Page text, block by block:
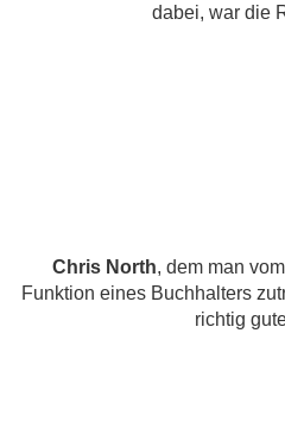
dabei, war die
Chris North, dem man
Funktion eines Buchhalters
richtig